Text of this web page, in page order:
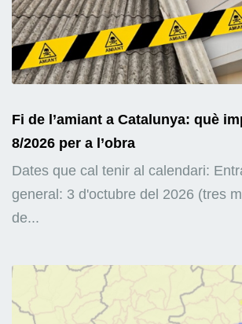
Fi de l’amiant a Catalunya: què
8/2026 per a l’obra
Dates que cal tenir al calendari:
general: 3 d'octubre del 2026 (tres
de...